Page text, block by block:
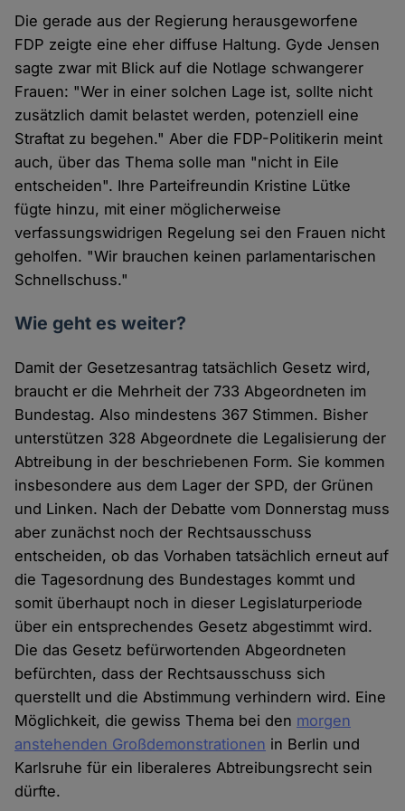
Die gerade aus der Regierung herausgeworfene
FDP zeigte eine eher diffuse Haltung. Gyde Jensen
sagte zwar mit Blick auf die Notlage schwangerer
Frauen: "Wer in einer solchen Lage ist, sollte nicht
zusätzlich damit belastet werden, potenziell eine
Straftat zu begehen." Aber die FDP-Politikerin meint
auch, über das Thema solle man "nicht in Eile
entscheiden". Ihre Parteifreundin Kristine Lütke
fügte hinzu, mit einer möglicherweise
verfassungswidrigen Regelung sei den Frauen nicht
geholfen. "Wir brauchen keinen parlamentarischen
Schnellschuss."
Wie geht es weiter?
Damit der Gesetzesantrag tatsächlich Gesetz wird,
braucht er die Mehrheit der 733 Abgeordneten im
Bundestag. Also mindestens 367 Stimmen. Bisher
unterstützen 328 Abgeordnete die Legalisierung der
Abtreibung in der beschriebenen Form. Sie kommen
insbesondere aus dem Lager der SPD, der Grünen
und Linken. Nach der Debatte vom Donnerstag muss
aber zunächst noch der Rechtsausschuss
entscheiden, ob das Vorhaben tatsächlich erneut auf
die Tagesordnung des Bundestages kommt und
somit überhaupt noch in dieser Legislaturperiode
über ein entsprechendes Gesetz abgestimmt wird.
Die das Gesetz befürwortenden Abgeordneten
befürchten, dass der Rechtsausschuss sich
querstellt und die Abstimmung verhindern wird. Eine
Möglichkeit, die gewiss Thema bei den morgen
anstehenden Großdemonstrationen in Berlin und
Karlsruhe für ein liberaleres Abtreibungsrecht sein
dürfte.